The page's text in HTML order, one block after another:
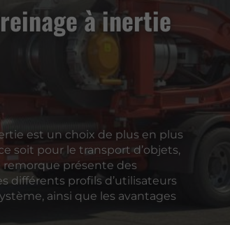
à inertie
est un choix de plus en plus
soit pour le transport d’objets,
présente des
différents profils d’utilisateurs
ainsi que les avantages